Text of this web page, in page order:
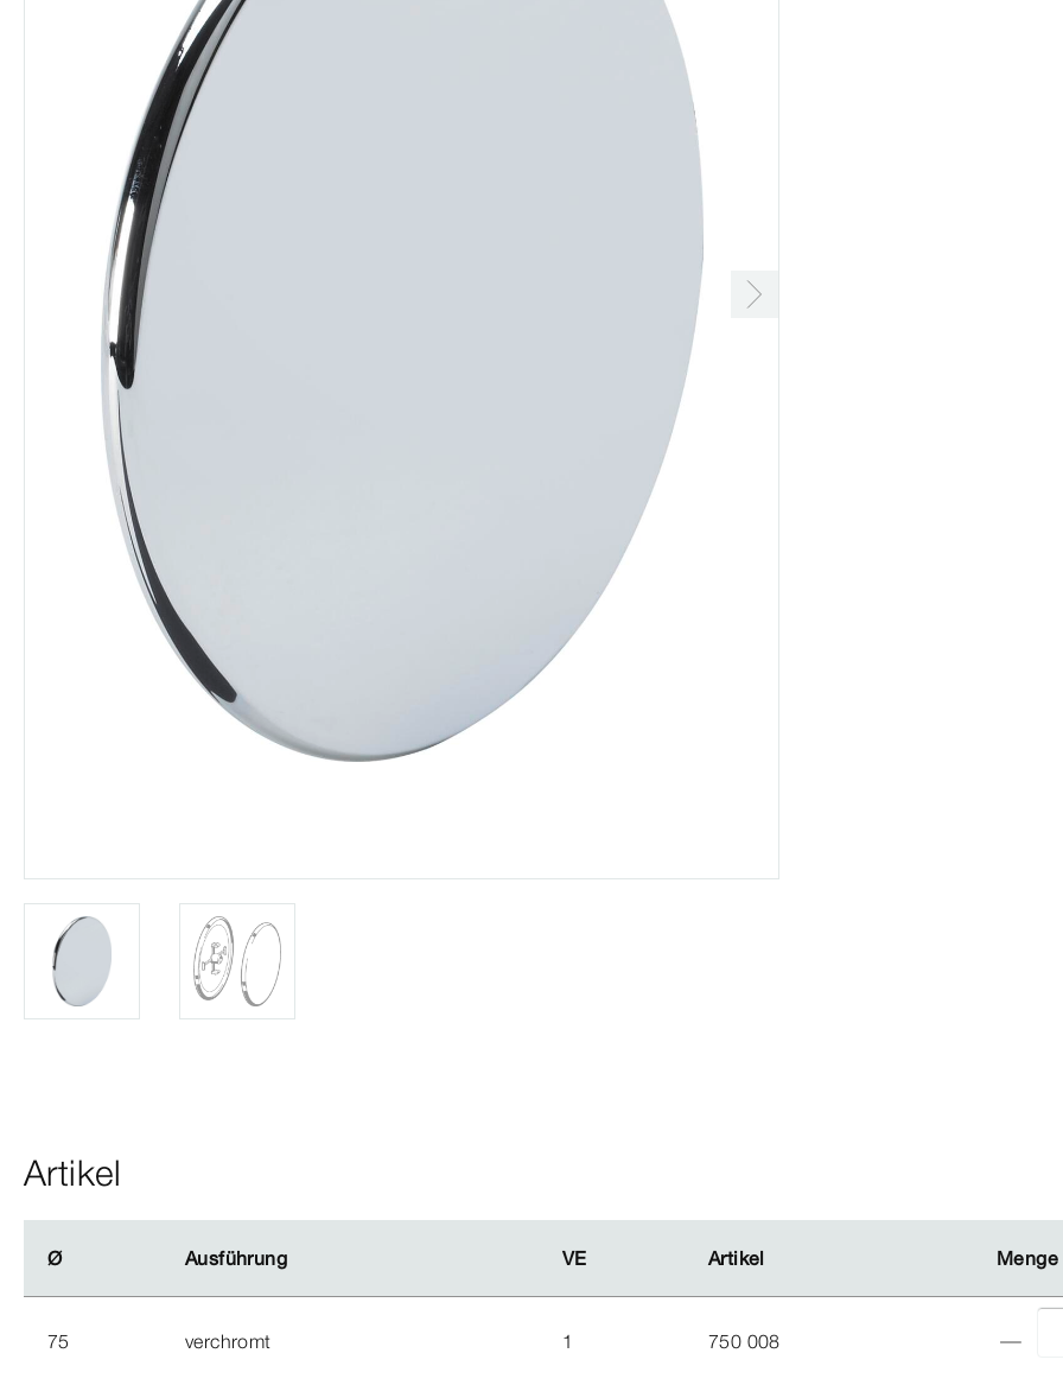
Artikel
Ø Ausführung VE Artikel Menge
Ø Ausführung VE Artikel Menge
75 verchromt 1 750 008